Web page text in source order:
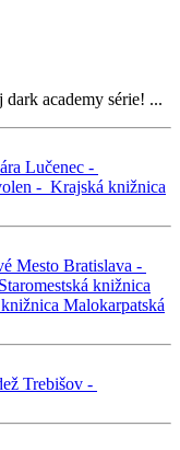
academy série! ...
Lučenec -
- Krajská knižnica
Mesto Bratislava -
Staromestská knižnica
Malokarpatská
Trebišov -